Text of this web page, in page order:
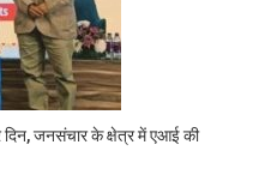
जनसंचार के क्षेत्र में एआई की